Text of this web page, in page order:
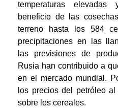
temperaturas elevadas
beneficio de las
terreno hasta los 584
precipitaciones en las
las previsiones de
Rusia han contribuido a
en el mercado mundial.
los precios del petróleo
sobre los cereales.